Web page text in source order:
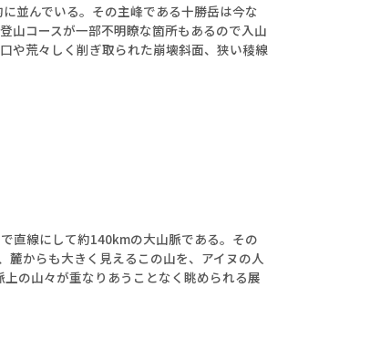
並んでいる。その主峰である十勝岳は今な
山コースが一部不明瞭な箇所もあるので入山
や荒々しく削ぎ取られた崩壊斜面、狭い稜線
直線にして約140kmの大山脈である。その
からも大きく見えるこの山を、アイヌの人
の山々が重なりあうことなく眺められる展